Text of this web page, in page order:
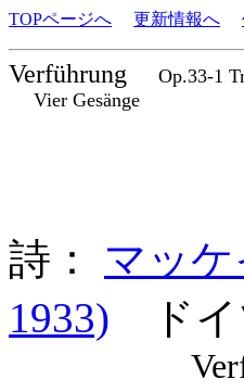
TOPページへ 更新情報へ
Verführung
Op.33-1
Vier Gesänge
詩： マッケ
1933) ドイ